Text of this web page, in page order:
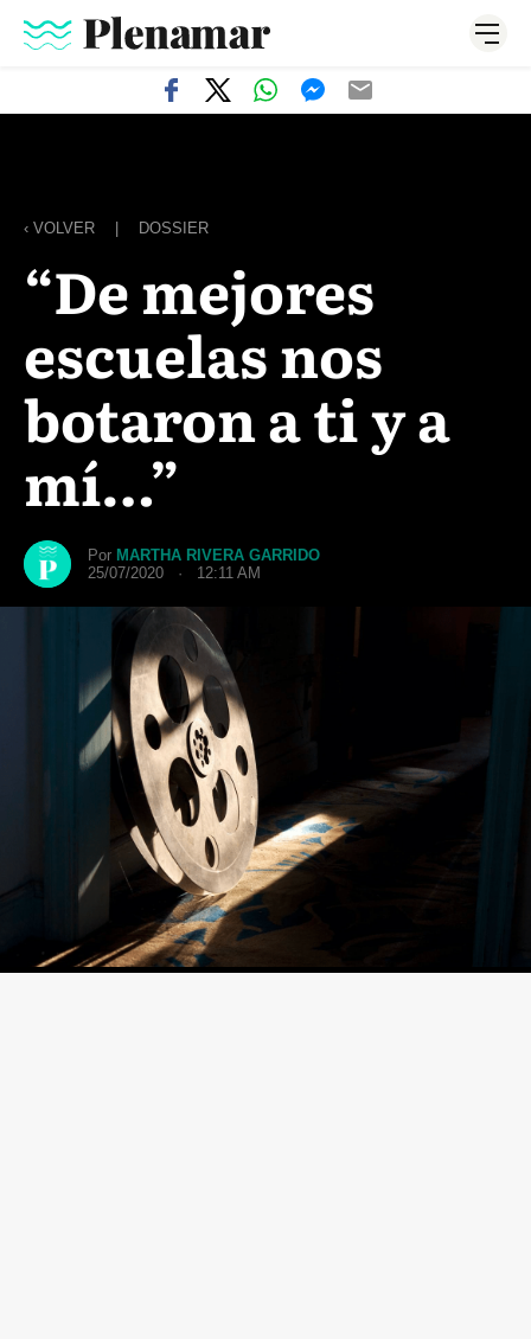
‹ VOLVER DOSSIER
“De mejores
escuelas nos
botaron a ti y a
mí…”
Por MARTHA RIVERA GARRIDO
25/07/2020 · 12:11 AM